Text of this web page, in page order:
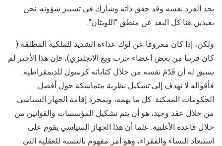
يجد الفرد نفسه وقد حقق ذاته وشارك في تسيير شؤونه. نحن
بعيدين هنا كل البعد عن منطق “اللويثان”.
ولكن، إذا كان معروفا عن لوك عداءه الشديد للملكية المطلقة (
كان قريبا من بعض أعضاء حزب ويغ الانجليزي)، فإن هذا الأخير لم
يسبق له أن قَدّمَ نفسه من خلال كتاباته كرسول للديمقراطية.
فأقواله لا تهدف إلى تشكيل نظرية متماسكة حول أفضل
الحكومات الممكنة. كل ما يهمه، وبمجرد إقامة الجهاز السياسي
من خلال عقد وحيد، هو أن يتم تشكيل المؤسسات والقوانين من
خلال قاعدة الأغلبية. علما أن هذا الجهاز السياسي يقوم على
استبعاد النساء والفقراء، وهو أمر مفهوم بالنسبة للعقلية التي